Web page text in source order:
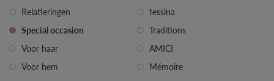
Relatieringen
Special occasion
Voor haar
Voor hem
tessina
Traditions
AMICI
Mémoire